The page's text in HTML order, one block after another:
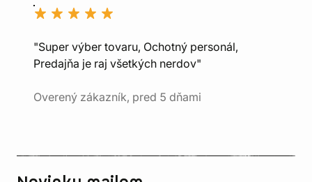
"Super výber tovaru, Ochotný personál,
Predajňa je raj všetkých nerdov"
Overený zákazník, pred 5 dňami